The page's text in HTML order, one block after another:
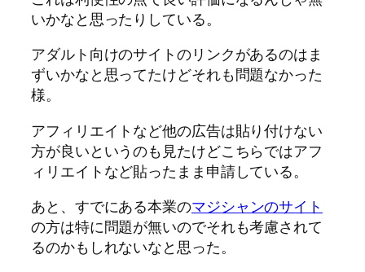
いかなと思ったりしている。
アダルト向けのサイトのリンクがあるのはま
ずいかなと思ってたけどそれも問題なかった
様。
アフィリエイトなど他の広告は貼り付けない
方が良いというのも見たけどこちらではアフ
ィリエイトなど貼ったまま申請している。
あと、すでにある本業のマジシャンのサイト
の方は特に問題が無いのでそれも考慮されて
るのかもしれないなと思った。